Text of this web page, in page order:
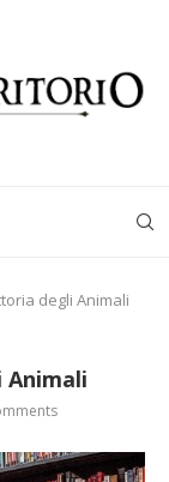
degli Animali